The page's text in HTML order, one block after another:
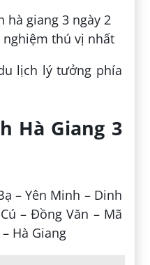
lịch lý tưởng phía
Hà Giang 3
– Yên Minh – Dinh
– Đồng Văn – Mã
Hà Giang